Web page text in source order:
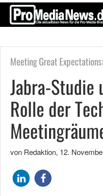
Meeting Great
Jabra-
Rolle der
von Redaktion, 12.